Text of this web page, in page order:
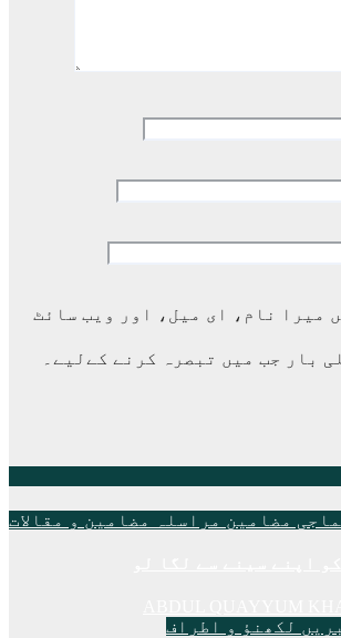
میرا نام، ای میل، اور ویب سائٹ
بار جب میں تبصرہ کرنے کےلیے۔
مضامین مراسلہ مضامین و مقالات
لکھنؤ و اطراف